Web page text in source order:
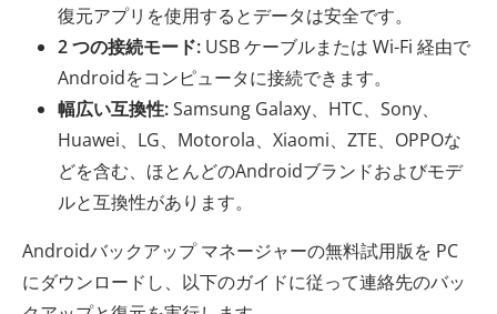
復元アプリを使用するとデータは安全です。
2 つの接続モード: USB ケーブルまたは Wi-Fi 経由で
Androidをコンピュータに接続できます。
幅広い互換性:Samsung Galaxy、HTC、Sony、
Huawei、LG、Motorola、Xiaomi、ZTE、OPPOな
どを含む、ほとんどのAndroidブランドおよびモデ
ルと互換性があります。
Androidバックアップ マネージャーの無料試用版を PC
にダウンロードし、以下のガイドに従って連絡先のバッ